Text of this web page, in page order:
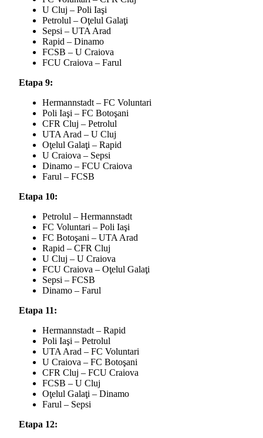
U Cluj – Poli Iaşi
Petrolul – Oţelul Galaţi
Sepsi – UTA Arad
Rapid – Dinamo
FCSB – U Craiova
FCU Craiova – Farul
Etapa 9:
Hermannstadt – FC Voluntari
Poli Iaşi – FC Botoşani
CFR Cluj – Petrolul
UTA Arad – U Cluj
Oţelul Galaţi – Rapid
U Craiova – Sepsi
Dinamo – FCU Craiova
Farul – FCSB
Etapa 10:
Petrolul – Hermannstadt
FC Voluntari – Poli Iaşi
FC Botoşani – UTA Arad
Rapid – CFR Cluj
U Cluj – U Craiova
FCU Craiova – Oţelul Galaţi
Sepsi – FCSB
Dinamo – Farul
Etapa 11:
Hermannstadt – Rapid
Poli Iaşi – Petrolul
UTA Arad – FC Voluntari
U Craiova – FC Botoşani
CFR Cluj – FCU Craiova
FCSB – U Cluj
Oţelul Galaţi – Dinamo
Farul – Sepsi
Etapa 12: